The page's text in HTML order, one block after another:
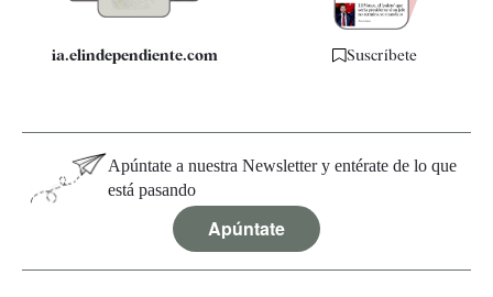
ia.elindependiente.com Suscríbete
Apúntate a nuestra Newsletter y entérate de lo que
está pasando
Apúntate